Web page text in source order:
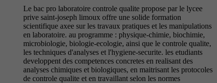
Le bac pro laboratoire controle qualite propose par le lycee
prive saint-joseph limoux offre une solide formation
scientifique axee sur les travaux pratiques et les manipulations
en laboratoire. au programme : physique-chimie, biochimie,
microbiologie, biologie-ecologie, ainsi que le controle qualite,
les techniques d'analyses et l'hygiene-securite. les etudiants
developpent des competences concretes en realisant des
analyses chimiques et biologiques, en maitrisant les protocoles
de controle qualite et en travaillant selon les normes